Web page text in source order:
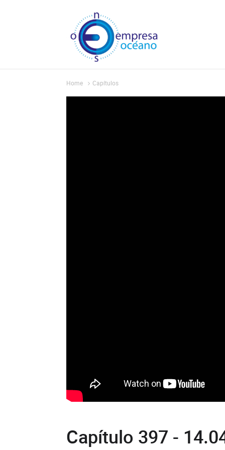
Home Capítulos
Capítulo 397 -